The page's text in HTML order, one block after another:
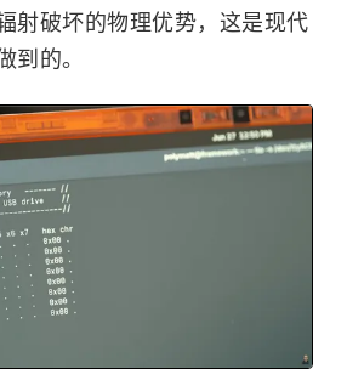
射破坏的物理优势，这是现代
到的。